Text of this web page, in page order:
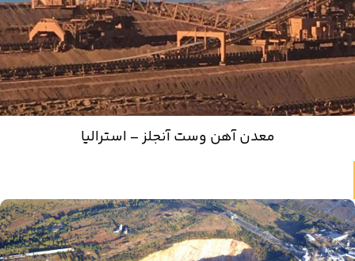
معدن آهن وست آنجلز – استرالیا